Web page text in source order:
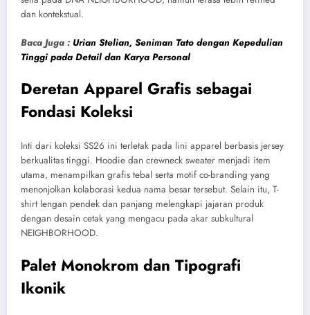
dan kontekstual.
Baca Juga : Urian Stelian, Seniman Tato dengan Kepedulian
Tinggi pada Detail dan Karya Personal
Deretan Apparel Grafis sebagai
Fondasi Koleksi
Inti dari koleksi SS26 ini terletak pada lini apparel berbasis jersey
berkualitas tinggi. Hoodie dan crewneck sweater menjadi item
utama, menampilkan grafis tebal serta motif co-branding yang
menonjolkan kolaborasi kedua nama besar tersebut. Selain itu, T-
shirt lengan pendek dan panjang melengkapi jajaran produk
dengan desain cetak yang mengacu pada akar subkultural
NEIGHBORHOOD.
Palet Monokrom dan Tipografi
Ikonik